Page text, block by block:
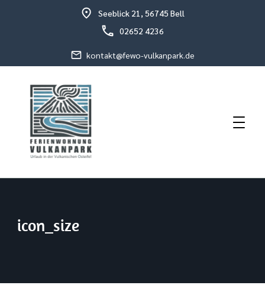
Seeblick 21, 56745 Bell
02652 4236
kontakt@fewo-vulkanpark.de
Fewo Vulkanpark
icon_size